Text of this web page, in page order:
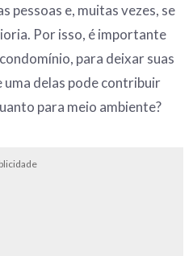
pessoas e, muitas vezes, se
Por isso, é importante
para deixar suas
uma delas pode contribuir
para meio ambiente?